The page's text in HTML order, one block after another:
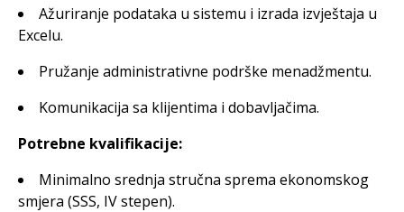
Ažuriranje podataka u sistemu i izrada izvještaja u
Excelu.
Pružanje administrativne podrške menadžmentu.
Komunikacija sa klijentima i dobavljačima.
Potrebne kvalifikacije:
Minimalno srednja stručna sprema ekonomskog
smjera (SSS, IV stepen).